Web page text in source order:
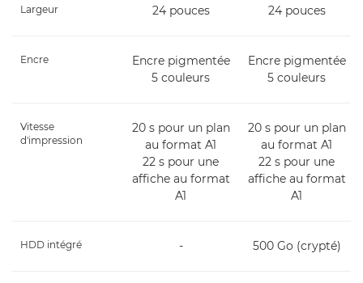
Largeur 24 pouces 24 pouces
Encre
Encre pigmentée
5 couleurs
Encre pigmentée
5 couleurs
Vitesse
d'impression
20 s pour un plan
au format A1
22 s pour une
affiche au format
A1
20 s pour un plan
au format A1
22 s pour une
affiche au format
A1
HDD intégré - 500 Go (crypté)